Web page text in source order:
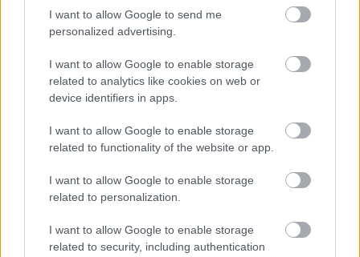
I want to allow Google to send me
personalized advertising.
I want to allow Google to enable storage
related to analytics like cookies on web or
device identifiers in apps.
I want to allow Google to enable storage
related to functionality of the website or app.
I want to allow Google to enable storage
related to personalization.
I want to allow Google to enable storage
related to security, including authentication
TOVÁBB OLVASOM
Magyarország anyagiak,felmérés,költségek, megtakarítás
nehézségek pénz , pénzügyek
A Fidesz bukásra készül Szolnokon?
Hetek óta tapasztaljuk,
a friss
mandátumbecslések és